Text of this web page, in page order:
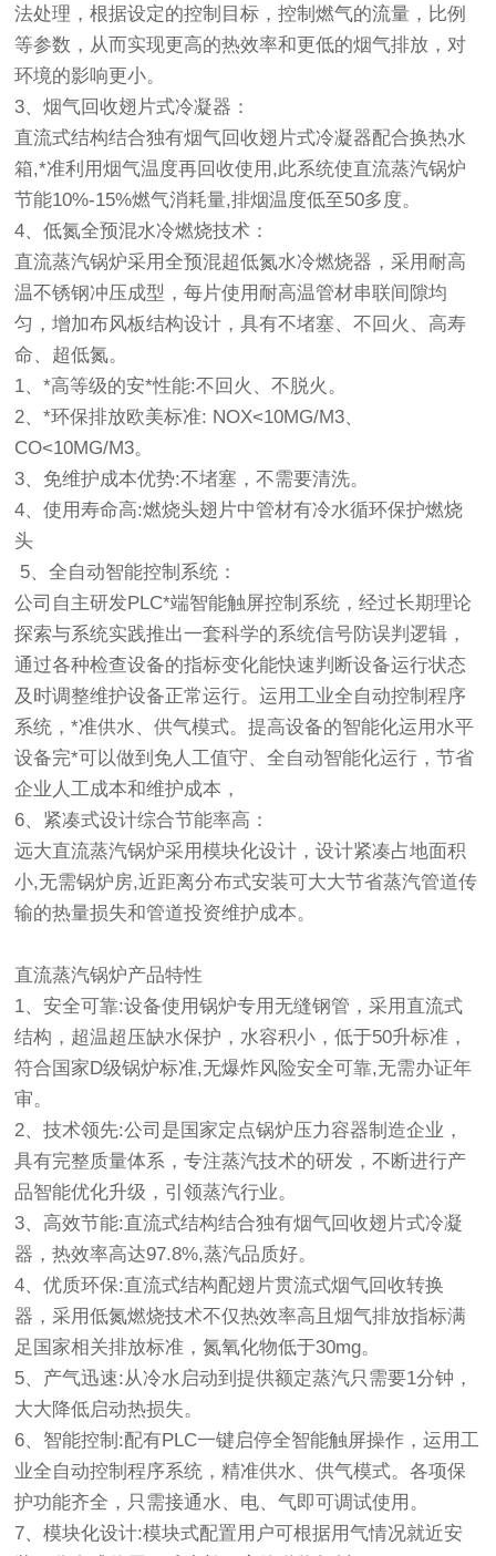
法处理，根据设定的控制目标，控制燃气的流量，比例
等参数，从而实现更高的热效率和更低的烟气排放，对
环境的影响更小。
3、烟气回收翅片式冷凝器：
直流式结构结合独有烟气回收翅片式冷凝器配合换热水
箱,*准利用烟气温度再回收使用,此系统使直流蒸汽锅炉
节能10%-15%燃气消耗量,排烟温度低至50多度。
4、低氮全预混水冷燃烧技术：
直流蒸汽锅炉采用全预混超低氮水冷燃烧器，采用耐高
温不锈钢冲压成型，每片使用耐高温管材串联间隙均
匀，增加布风板结构设计，具有不堵塞、不回火、高寿
命、超低氮。
1、*高等级的安*性能:不回火、不脱火。
2、*环保排放欧美标准: NOX<10MG/M3、
CO<10MG/M3。
3、免维护成本优势:不堵塞，不需要清洗。
4、使用寿命高:燃烧头翅片中管材有冷水循环保护燃烧
头
5、全自动智能控制系统：
公司自主研发PLC*端智能触屏控制系统，经过长期理论
探索与系统实践推出一套科学的系统信号防误判逻辑，
通过各种检查设备的指标变化能快速判断设备运行状态
及时调整维护设备正常运行。运用工业全自动控制程序
系统，*准供水、供气模式。提高设备的智能化运用水平
设备完*可以做到免人工值守、全自动智能化运行，节省
企业人工成本和维护成本，
6、紧凑式设计综合节能率高：
远大直流蒸汽锅炉采用模块化设计，设计紧凑占地面积
小,无需锅炉房,近距离分布式安装可大大节省蒸汽管道传
输的热量损失和管道投资维护成本。
直流蒸汽锅炉产品特性
1、安全可靠:设备使用锅炉专用无缝钢管，采用直流式
结构，超温超压缺水保护，水容积小，低于50升标准，
符合国家D级锅炉标准,无爆炸风险安全可靠,无需办证年
审。
2、技术领先:公司是国家定点锅炉压力容器制造企业，
具有完整质量体系，专注蒸汽技术的研发，不断进行产
品智能优化升级，引领蒸汽行业。
3、高效节能:直流式结构结合独有烟气回收翅片式冷凝
器，热效率高达97.8%,蒸汽品质好。
4、优质环保:直流式结构配翅片贯流式烟气回收转换
器，采用低氮燃烧技术不仅热效率高且烟气排放指标满
足国家相关排放标准，氮氧化物低于30mg。
5、产气迅速:从冷水启动到提供额定蒸汽只需要1分钟，
大大降低启动热损失。
6、智能控制:配有PLC一键启停全智能触屏操作，运用工
业全自动控制程序系统，精准供水、供气模式。各项保
护功能齐全，只需接通水、电、气即可调试使用。
7、模块化设计:模块式配置用户可根据用气情况就近安